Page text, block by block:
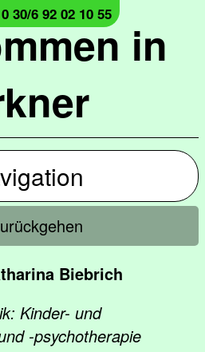
in
30/6 92 02 10 55
Biebrich
Kinder- und
-psychotherapie